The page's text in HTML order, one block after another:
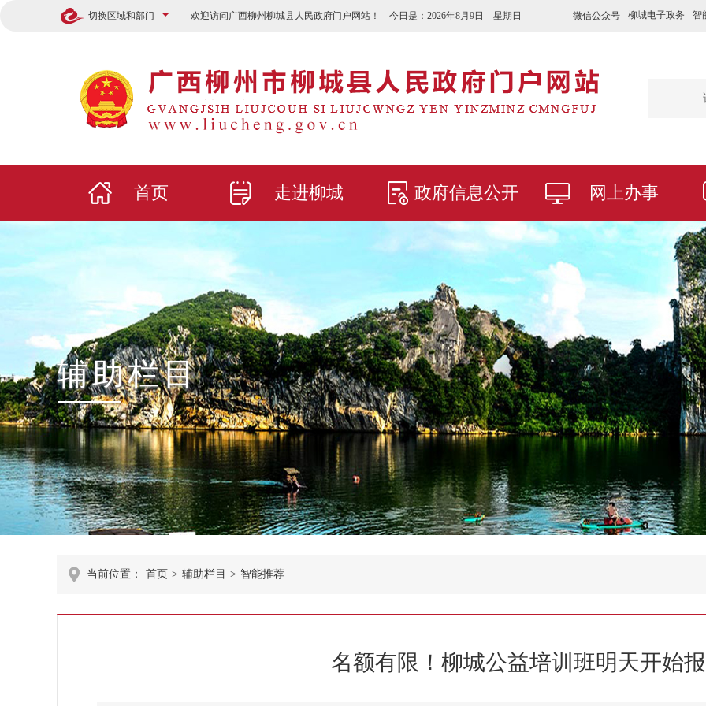
切换区域和部门 微信公众号 柳城电子政务 智
欢迎访问广西柳州柳城县人民政府门户网站！ 今日是： 2026年8月9日 星期日
首页 走进柳城 政府信息公开 网上办事
辅助栏目
当前位置： 首页 > 辅助栏目 > 智能推荐
名额有限！柳城公益培训班明天开始